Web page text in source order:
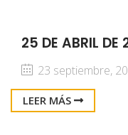
25 DE ABRIL DE
23 septiembre,
LEER MÁS